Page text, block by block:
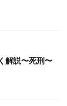
解説〜死刑〜